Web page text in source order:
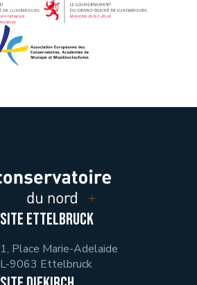
Site Ettelbruck
1, Place Marie-Adelaide
L-9063 Ettelbruck